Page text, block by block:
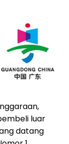
luar
datang